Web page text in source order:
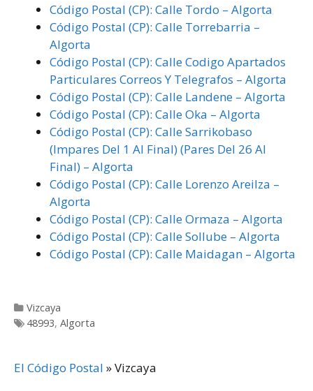
Código Postal (CP): Calle Tordo – Algorta
Código Postal (CP): Calle Torrebarria –
Algorta
Código Postal (CP): Calle Codigo Apartados
Particulares Correos Y Telegrafos – Algorta
Código Postal (CP): Calle Landene – Algorta
Código Postal (CP): Calle Oka – Algorta
Código Postal (CP): Calle Sarrikobaso
(Impares Del 1 Al Final) (Pares Del 26 Al
Final) – Algorta
Código Postal (CP): Calle Lorenzo Areilza –
Algorta
Código Postal (CP): Calle Ormaza – Algorta
Código Postal (CP): Calle Sollube – Algorta
Código Postal (CP): Calle Maidagan – Algorta
Categorías
Vizcaya
Etiquetas
48993, Algorta
El Código Postal »Vizcaya